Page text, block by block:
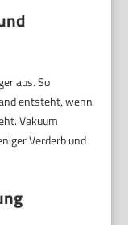
aus. So
entsteht, wenn
Vakuum
Verderb und